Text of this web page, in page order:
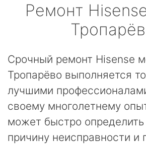
Ремонт
Срочный ремонт Hisense
Тропарёво выполняется
лучшими
своему многолетнему
может быстро
причину неисправности и